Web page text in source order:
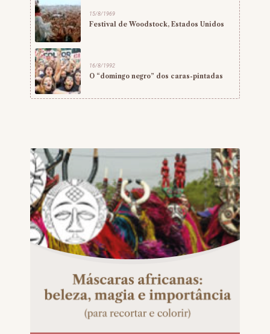
15/8/1969
Festival de Woodstock, Estados Unidos
16/8/1992
O “domingo negro” dos caras-pintadas